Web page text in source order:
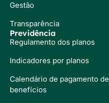
Gestão
Transparência
Previdência
Regulamento dos planos
Indicadores por planos
Calendário de pagamento de
benefícios